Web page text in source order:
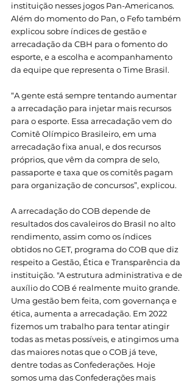
instituição nesses jogos Pan-Americanos.
Além do momento do Pan, o Fefo também
explicou sobre índices de gestão e
arrecadação da CBH para o fomento do
esporte, e a escolha e acompanhamento
da equipe que representa o Time Brasil.
“A gente está sempre tentando aumentar
a arrecadação para injetar mais recursos
para o esporte. Essa arrecadação vem do
Comitê Olímpico Brasileiro, em uma
arrecadação fixa anual, e dos recursos
próprios, que vêm da compra de selo,
passaporte e taxa que os comitês pagam
para organização de concursos”, explicou.
A arrecadação do COB depende de
resultados dos cavaleiros do Brasil no alto
rendimento, assim como os índices
obtidos no GET, programa do COB que diz
respeito a Gestão, Ética e Transparência da
instituição. "A estrutura administrativa e de
auxílio do COB é realmente muito grande.
Uma gestão bem feita, com governança e
ética, aumenta a arrecadação. Em 2022
fizemos um trabalho para tentar atingir
todas as metas possíveis, e atingimos uma
das maiores notas que o COB já teve,
dentre todas as Confederações. Hoje
somos uma das Confederações mais